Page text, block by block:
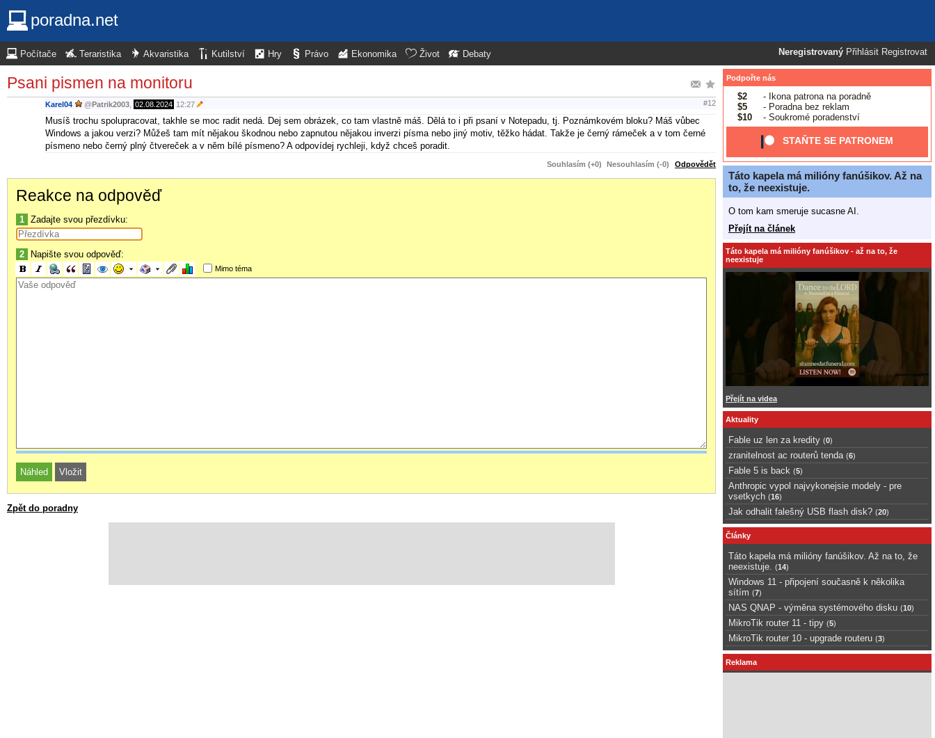
poradna.net
Neregistrovaný Přihlásit Registrovat
Počítače Teraristika Akvaristika Kutilství Hry Právo Ekonomika Život Debaty
Psani pismen na monitoru
Karel04 @Patrik2003 02.08.2024 12:27 #12
Musíš trochu spolupracovat, takhle se moc radit nedá. Dej sem obrázek, co tam vlastně máš. Dělá to i při psaní v Notepadu, tj. Poznámkovém bloku? Máš vůbec
Windows a jakou verzi? Můžeš tam mít nějakou škodnou nebo zapnutou nějakou inverzi písma nebo jiný motiv, těžko hádat. Takže je černý rámeček a v tom černé
písmeno nebo černý plný čtvereček a v něm bílé písmeno? A odpovídej rychleji, když chceš poradit.
Souhlasím (+0) Nesouhlasím (-0) Odpovědět
Reakce na odpověď
1 Zadajte svou přezdívku:
2 Napište svou odpověď:
Mimo téma
Zpět do poradny
Podpořte nás
$2
- Ikona patrona na poradně
$5
- Poradna bez reklam
$10
- Soukromé poradenství
STAŇTE SE PATRONEM
Táto kapela má milióny fanúšikov. Až na
to, že neexistuje.
O tom kam smeruje sucasne AI.
Přejít na článek
Táto kapela má milióny fanúšikov - až na to, že
neexistuje
Přejít na videa
Aktuality
Fable uz len za kredity (0)
zranitelnost ac routerů tenda (6)
Fable 5 is back (5)
Anthropic vypol najvykonejsie modely - pre
vsetkych (16)
Jak odhalit falešný USB flash disk? (20)
Články
Táto kapela má milióny fanúšikov. Až na to, že
neexistuje.
(14)
Windows 11 - připojení současně k několika
sítím (7)
NAS QNAP - výměna systémového disku (10)
MikroTik router 11 - tipy (5)
MikroTik router 10 - upgrade routeru (3)
Reklama